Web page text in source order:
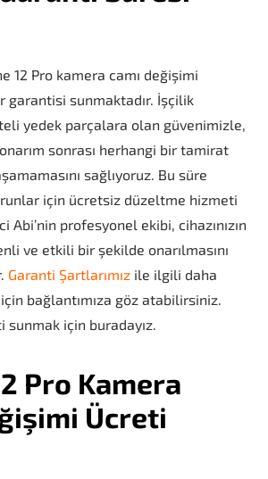
12 Pro kamera camı değişimi
garantisi sunmaktadır. İşçilik
yedek parçalara olan güvenimizle,
sonrası herhangi bir tamirat
sağlıyoruz. Bu süre
için ücretsiz düzeltme hizmeti
Abi’nin profesyonel ekibi, cihazınızın
ve etkili bir şekilde onarılmasını
Garanti Şartlarımız ile ilgili daha
bağlantımıza göz atabilirsiniz.
sunmak için buradayız.
Pro Kamera
Ücreti